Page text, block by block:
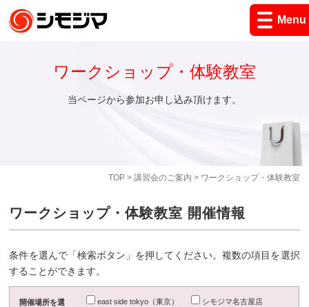
Menu
TOP> 講習会のご案内 > ワークショップ・体験教室
ワークショップ・体験教室
当ページから参加お申し込み頂けます。
ワークショップ・体験教室 開催情報
条件を選んで「検索ボタン」を押してください。複数の項目を選択
することができます。
開催場所を選
east side tokyo（東京）
シモジマ名古屋店